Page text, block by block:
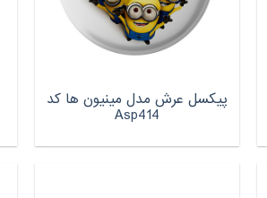
پیکسل عرش مدل مینیون ها کد
Asp414